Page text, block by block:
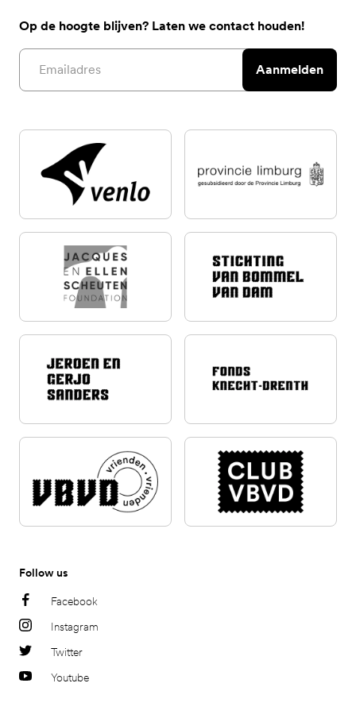
Op de hoogte blijven? Laten we contact houden!
Email address
Aanmelden
Follow us
Facebook
Instagram
Twitter
Youtube